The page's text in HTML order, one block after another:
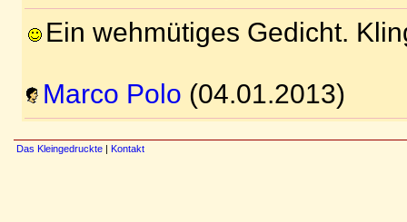
Ein wehmütiges Gedicht.
Marco Polo (04.01.2013)
Das Kleingedruckte | Kontakt